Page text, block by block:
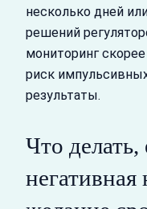
несколько дней
решений
мониторинг
риск
результаты.
Что
негативная